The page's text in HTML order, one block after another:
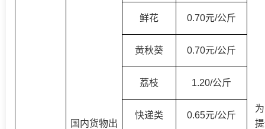
国内货物出
鲜花 0.70元/公斤
黄秋葵 0.70元/公斤
荔枝 1.20/公斤
快递类 0.65元/公斤